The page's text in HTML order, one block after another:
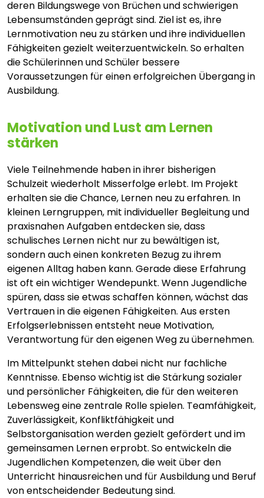
deren Bildungswege von Brüchen und schwierigen
Lebensumständen geprägt sind. Ziel ist es, ihre
Lernmotivation neu zu stärken und ihre individuellen
Fähigkeiten gezielt weiterzuentwickeln. So erhalten
die Schülerinnen und Schüler bessere
Voraussetzungen für einen erfolgreichen Übergang in
Ausbildung.
Motivation und Lust am Lernen
stärken
Viele Teilnehmende haben in ihrer bisherigen
Schulzeit wiederholt Misserfolge erlebt. Im Projekt
erhalten sie die Chance, Lernen neu zu erfahren. In
kleinen Lerngruppen, mit individueller Begleitung und
praxisnahen Aufgaben entdecken sie, dass
schulisches Lernen nicht nur zu bewältigen ist,
sondern auch einen konkreten Bezug zu ihrem
eigenen Alltag haben kann. Gerade diese Erfahrung
ist oft ein wichtiger Wendepunkt. Wenn Jugendliche
spüren, dass sie etwas schaffen können, wächst das
Vertrauen in die eigenen Fähigkeiten. Aus ersten
Erfolgserlebnissen entsteht neue Motivation,
Verantwortung für den eigenen Weg zu übernehmen.
Im Mittelpunkt stehen dabei nicht nur fachliche
Kenntnisse. Ebenso wichtig ist die Stärkung sozialer
und persönlicher Fähigkeiten, die für den weiteren
Lebensweg eine zentrale Rolle spielen. Teamfähigkeit,
Zuverlässigkeit, Konfliktfähigkeit und
Selbstorganisation werden gezielt gefördert und im
gemeinsamen Lernen erprobt. So entwickeln die
Jugendlichen Kompetenzen, die weit über den
Unterricht hinausreichen und für Ausbildung und Beruf
von entscheidender Bedeutung sind.